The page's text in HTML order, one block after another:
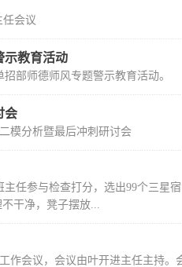
任会议
示教育活动
部师德师风专题警示教育活动。
会
模分析暨最后冲刺研讨会
任参与检查打分，选出99个三星
干净，凳子摆放...
作会议，会议由叶开进主任主持。